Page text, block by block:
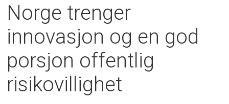
Norge trenger
innovasjon og en god
porsjon offentlig
risikovillighet